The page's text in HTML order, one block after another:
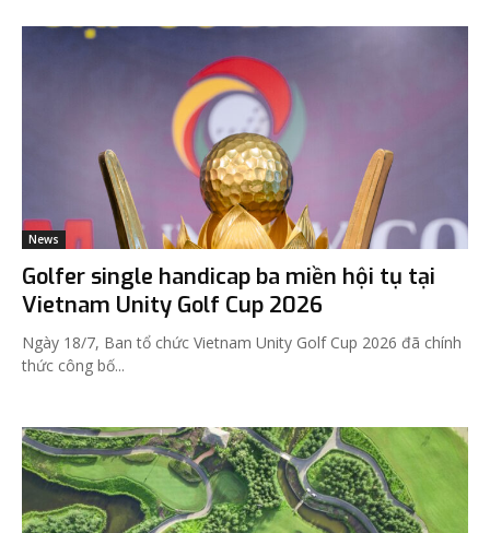
News
Golfer single handicap ba miền hội tụ tại
Vietnam Unity Golf Cup 2026
Ngày 18/7, Ban tổ chức Vietnam Unity Golf Cup 2026 đã chính
thức công bố...